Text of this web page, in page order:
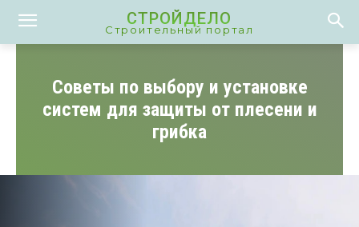
СТРОЙДЕЛО
Строительный портал
Советы по выбору и установке
систем для защиты от плесени и
грибка